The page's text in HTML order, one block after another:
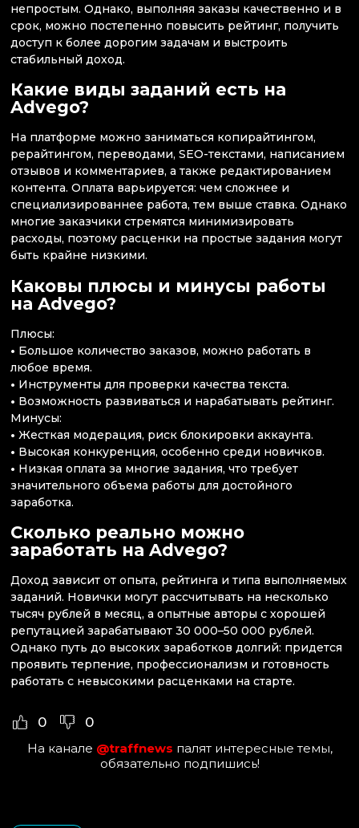
непростым. Однако, выполняя заказы качественно и в
срок, можно постепенно повысить рейтинг, получить
доступ к более дорогим задачам и выстроить
стабильный доход.
Какие виды заданий есть на
Advego?
На платформе можно заниматься копирайтингом,
рерайтингом, переводами, SEO-текстами, написанием
отзывов и комментариев, а также редактированием
контента. Оплата варьируется: чем сложнее и
специализированнее работа, тем выше ставка. Однако
многие заказчики стремятся минимизировать
расходы, поэтому расценки на простые задания могут
быть крайне низкими.
Каковы плюсы и минусы работы
на Advego?
Плюсы:
• Большое количество заказов, можно работать в
любое время.
• Инструменты для проверки качества текста.
• Возможность развиваться и нарабатывать рейтинг.
Минусы:
• Жесткая модерация, риск блокировки аккаунта.
• Высокая конкуренция, особенно среди новичков.
• Низкая оплата за многие задания, что требует
значительного объема работы для достойного
заработка.
Сколько реально можно
заработать на Advego?
Доход зависит от опыта, рейтинга и типа выполняемых
заданий. Новички могут рассчитывать на несколько
тысяч рублей в месяц, а опытные авторы с хорошей
репутацией зарабатывают 30 000–50 000 рублей.
Однако путь до высоких заработков долгий: придется
проявить терпение, профессионализм и готовность
работать с невысокими расценками на старте.
0 0
На канале @traffnews палят интересные темы,
обязательно подпишись!